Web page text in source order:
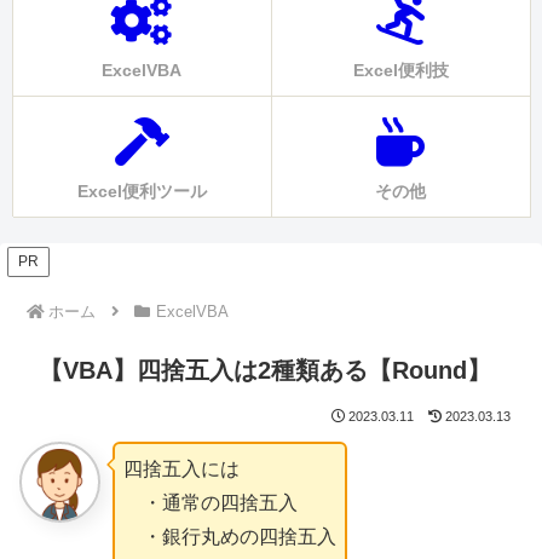
ExcelVBA Excel便利技
Excel便利ツール その他
PR
ホーム ExcelVBA
【VBA】四捨五入は2種類ある【Round】
2023.03.11 2023.03.13
四捨五入には
・通常の四捨五入
・銀行丸めの四捨五入